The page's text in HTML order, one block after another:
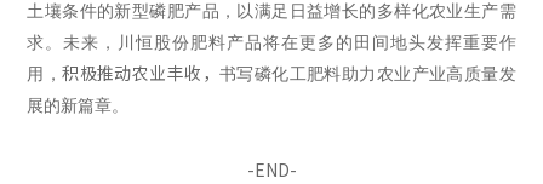
土壤条件的新型磷肥产品，以满足日益增长的多样化农业生产需
求。未来，川恒股份肥料产品将在更多的田间地头发挥重要作
用，积极推动农业丰收， 书写磷化工肥料助力农业产业高质量发
展的新篇章。
-END-